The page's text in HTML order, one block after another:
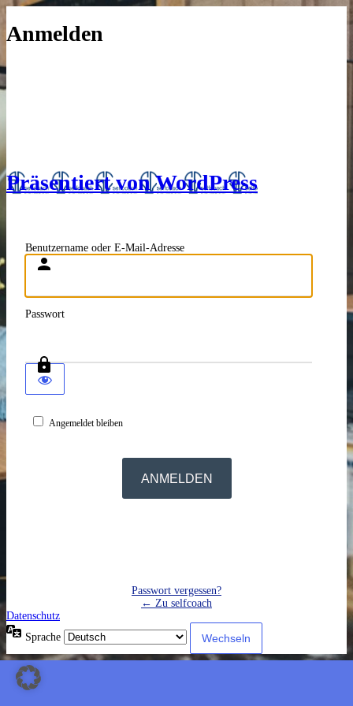
Anmelden
Präsentiert von WordPress
Benutzername oder E-Mail-Adresse
Passwort
Angemeldet bleiben
Passwort vergessen?
← Zu selfcoach
Datenschutz
Sprache